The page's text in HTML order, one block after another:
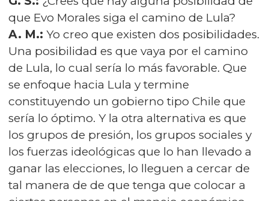
que Evo Morales siga el camino de Lula?
A. M.: Yo creo que existen dos posibilidades.
Una posibilidad es que vaya por el camino
de Lula, lo cual sería lo más favorable. Que
se enfoque hacia Lula y termine
constituyendo un gobierno tipo Chile que
sería lo óptimo. Y la otra alternativa es que
los grupos de presión, los grupos sociales y
los fuerzas ideológicas que lo han llevado a
ganar las elecciones, lo lleguen a cercar de
tal manera de de que tenga que colocar a